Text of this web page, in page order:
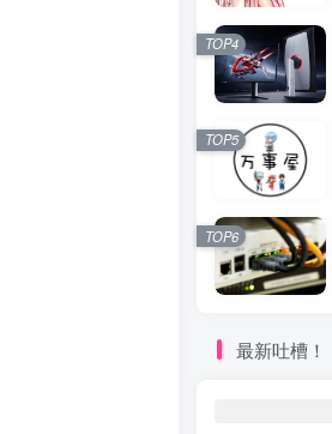
TOP4
TOP5
TOP6
最新吐槽！